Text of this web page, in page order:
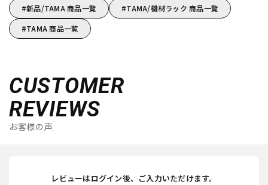
新品/TAMA 商品一覧
TAMA/機材ラック 商品一覧
TAMA 商品一覧
CUSTOMER
REVIEWS
お客様の声
レビューはログイン後、ご入力いただけます。